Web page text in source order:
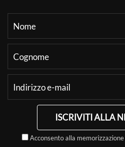
ISCRIVITI ALLA
Acconsento alla